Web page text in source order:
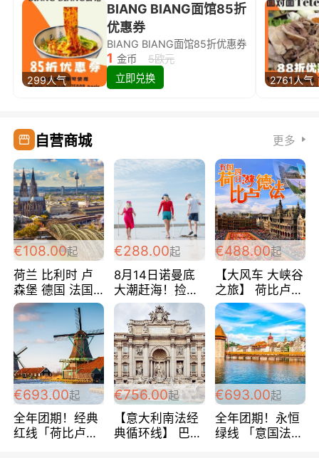
299人气
BIANG BIANG面馆85折
优惠券
BIANG BIANG面馆85折优惠券
1 金币
5欧元
立即兑换
2761人气
自营商城 更多
€108.00起
荷兰 比利时 卢
森堡 德国 法国
超爽玩遍西欧 循
环线 全程四星宾
馆 108欧/人/天
€288.00起
8月14日诺曼底
大潮赶海！捡海
鲜！轻轻松松海
边爽玩三日游
288欧/人
€488.00起
【大风车 大峡谷
之旅】 荷比卢德
法 巴黎上下 经
典五国四日游
488欧/人
€693.00起
全年团期！经典
红线「荷比卢德
€756.00起
【意大利南法经
典循环线】 巴黎
€693.00起
全年团期！永恒
绿线 「意国法